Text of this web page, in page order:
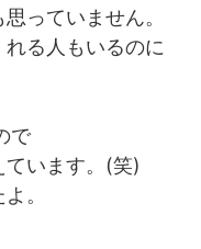
っていません。
れる人もいるのに
で
ています。(笑)
。